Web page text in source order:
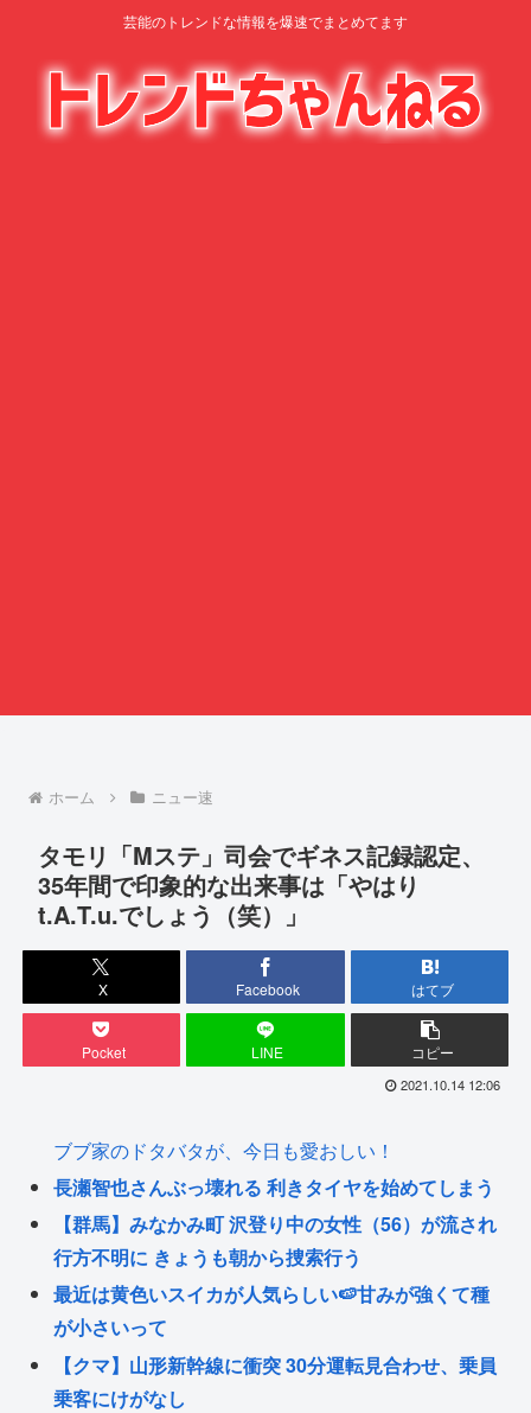
芸能のトレンドな情報を爆速でまとめてます
ホーム ニュー速
タモリ「Mステ」司会でギネス記録認定、
35年間で印象的な出来事は「やはり
t.A.T.u.でしょう（笑）」
X Facebook はてブ
Pocket LINE コピー
2021.10.14 12:06
ブブ家のドタバタが、今日も愛おしい！
長瀬智也さんぶっ壊れる 利きタイヤを始めてしまう
【群馬】みなかみ町 沢登り中の女性（56）が流され
行方不明に きょうも朝から捜索行う
最近は黄色いスイカが人気らしい🍉甘みが強くて種
が小さいって
【クマ】山形新幹線に衝突 30分運転見合わせ、乗員
乗客にけがなし